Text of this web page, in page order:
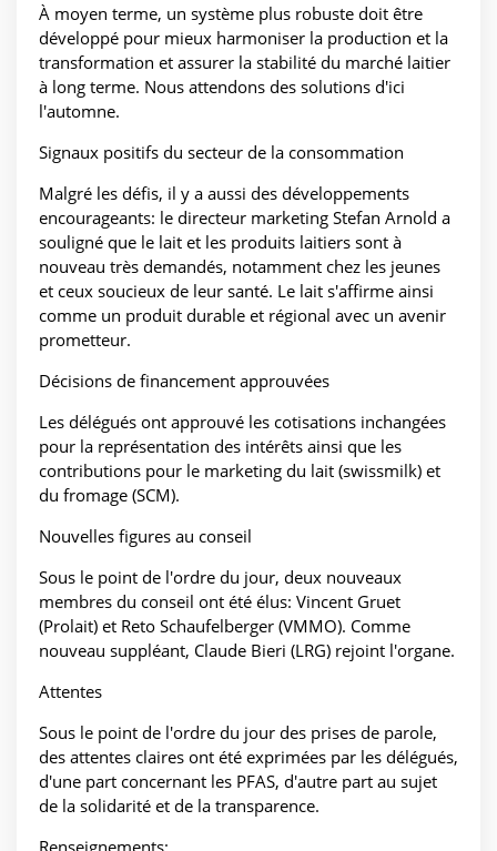
À moyen terme, un système plus robuste doit être
développé pour mieux harmoniser la production et la
transformation et assurer la stabilité du marché laitier
à long terme. Nous attendons des solutions d'ici
l'automne.
Signaux positifs du secteur de la consommation
Malgré les défis, il y a aussi des développements
encourageants: le directeur marketing Stefan Arnold a
souligné que le lait et les produits laitiers sont à
nouveau très demandés, notamment chez les jeunes
et ceux soucieux de leur santé. Le lait s'affirme ainsi
comme un produit durable et régional avec un avenir
prometteur.
Décisions de financement approuvées
Les délégués ont approuvé les cotisations inchangées
pour la représentation des intérêts ainsi que les
contributions pour le marketing du lait (swissmilk) et
du fromage (SCM).
Nouvelles figures au conseil
Sous le point de l'ordre du jour, deux nouveaux
membres du conseil ont été élus: Vincent Gruet
(Prolait) et Reto Schaufelberger (VMMO). Comme
nouveau suppléant, Claude Bieri (LRG) rejoint l'organe.
Attentes
Sous le point de l'ordre du jour des prises de parole,
des attentes claires ont été exprimées par les délégués,
d'une part concernant les PFAS, d'autre part au sujet
de la solidarité et de la transparence.
Renseignements: